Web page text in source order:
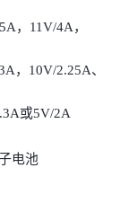
，11V/4A，
，10V/2.25A、
或5V/2A
电池